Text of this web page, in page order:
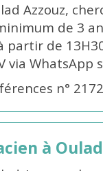
Azzouz,
de 3
partir de
via WhatsApp
n°
à